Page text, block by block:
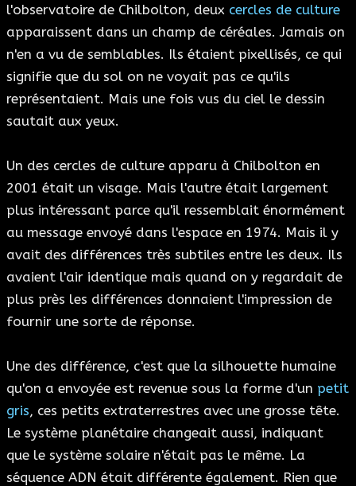
l'observatoire de Chilbolton, deux cercles de culture
apparaissent dans un champ de céréales. Jamais on
n'en a vu de semblables. Ils étaient pixellisés, ce qui
signifie que du sol on ne voyait pas ce qu'ils
représentaient. Mais une fois vus du ciel le dessin
sautait aux yeux.
Un des cercles de culture apparu à Chilbolton en
2001 était un visage. Mais l'autre était largement
plus intéressant parce qu'il ressemblait énormément
au message envoyé dans l'espace en 1974. Mais il y
avait des différences très subtiles entre les deux. Ils
avaient l'air identique mais quand on y regardait de
plus près les différences donnaient l'impression de
fournir une sorte de réponse.
Une des différence, c'est que la silhouette humaine
qu'on a envoyée est revenue sous la forme d'un petit
gris, ces petits extraterrestres avec une grosse tête.
Le système planétaire changeait aussi, indiquant
que le système solaire n'était pas le même. La
séquence ADN était différente également. Rien que